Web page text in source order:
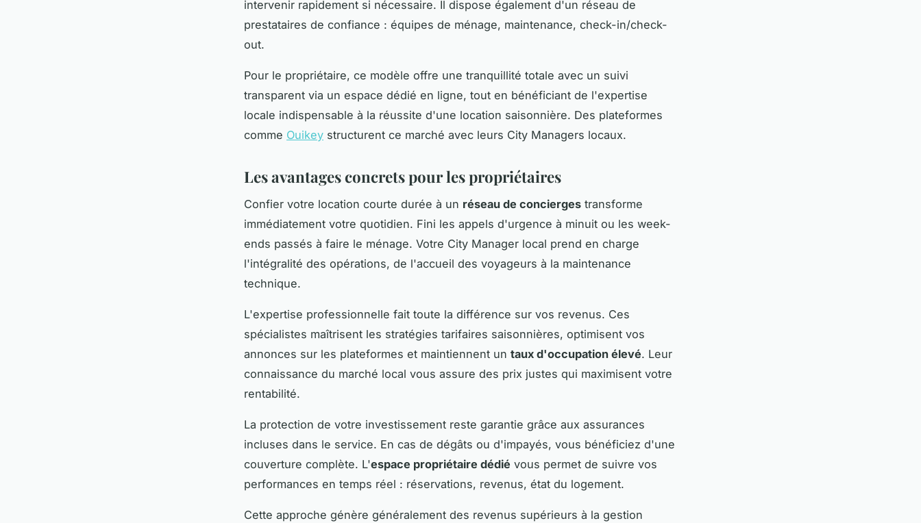
intervenir rapidement si nécessaire. Il dispose également d'un réseau de
prestataires de confiance : équipes de ménage, maintenance, check-in/check-
out.
Pour le propriétaire, ce modèle offre une tranquillité totale avec un suivi
transparent via un espace dédié en ligne, tout en bénéficiant de l'expertise
locale indispensable à la réussite d'une location saisonnière. Des plateformes
comme Ouikey structurent ce marché avec leurs City Managers locaux.
Les avantages concrets pour les propriétaires
Confier votre location courte durée à un réseau de concierges transforme
immédiatement votre quotidien. Fini les appels d'urgence à minuit ou les week-
ends passés à faire le ménage. Votre City Manager local prend en charge
l'intégralité des opérations, de l'accueil des voyageurs à la maintenance
technique.
L'expertise professionnelle fait toute la différence sur vos revenus. Ces
spécialistes maîtrisent les stratégies tarifaires saisonnières, optimisent vos
annonces sur les plateformes et maintiennent un taux d'occupation élevé. Leur
connaissance du marché local vous assure des prix justes qui maximisent votre
rentabilité.
La protection de votre investissement reste garantie grâce aux assurances
incluses dans le service. En cas de dégâts ou d'impayés, vous bénéficiez d'une
couverture complète. L'espace propriétaire dédié vous permet de suivre vos
performances en temps réel : réservations, revenus, état du logement.
Cette approche génère généralement des revenus supérieurs à la gestion